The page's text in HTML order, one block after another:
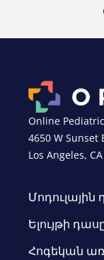
Online
4650 W Sunset
Los Angeles,
Ելույթի
Հոգեկան